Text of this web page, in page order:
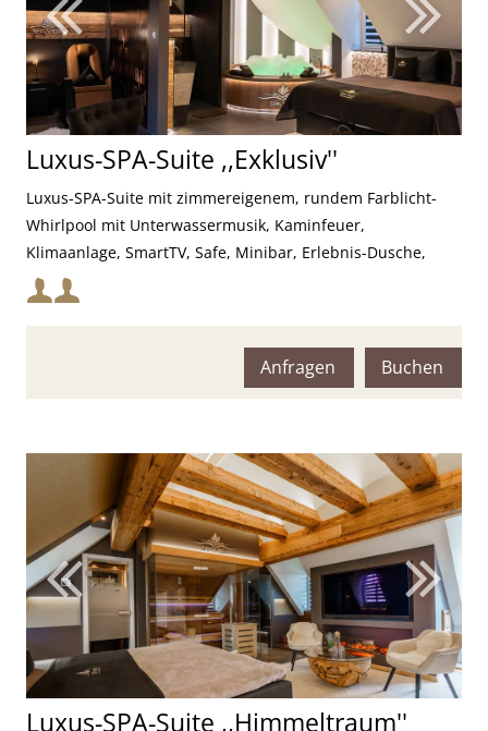
Luxus-SPA-Suite ,,Exklusiv''
Luxus-SPA-Suite mit zimmereigenem, rundem Farblicht-
Whirlpool mit Unterwassermusik, Kaminfeuer,
Klimaanlage, SmartTV, Safe, Minibar, Erlebnis-Dusche,
Farblichttherapie und Infrarot-Lounge
Mindestbelegung:
Buchen
Anfragen
Luxus-SPA-Suite ,,Himmeltraum''